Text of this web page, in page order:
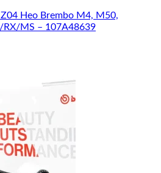
Heo Brembo M4, M50,
RX/MS – 107A48639